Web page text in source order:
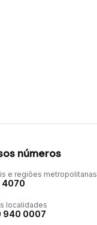
números
e regiões metropolitanas
4070
localidades
940 0007